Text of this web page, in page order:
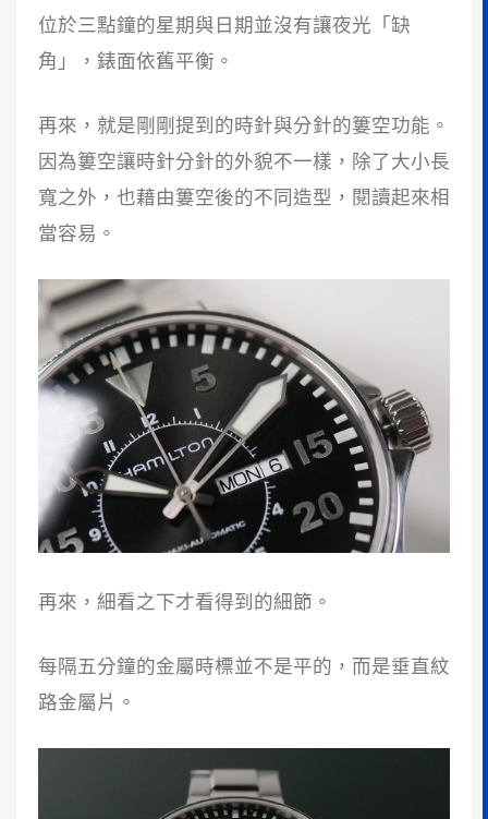
位於三點鐘的星期與日期並沒有讓夜光「缺
角」，錶面依舊平衡。
再來，就是剛剛提到的時針與分針的簍空功能。
因為簍空讓時針分針的外貌不一樣，除了大小長
寬之外，也藉由簍空後的不同造型，閱讀起來相
當容易。
再來，細看之下才看得到的細節。
每隔五分鐘的金屬時標並不是平的，而是垂直紋
路金屬片。